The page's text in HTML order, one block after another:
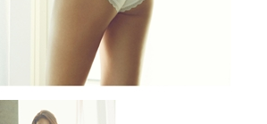
♥ bath time 여신처럼 목욕하기
델 빗’이라는 게 있어요
델의 자존심, 두피 관리 노하우
행기에서 살아남기
니큐어를 바르는 시간